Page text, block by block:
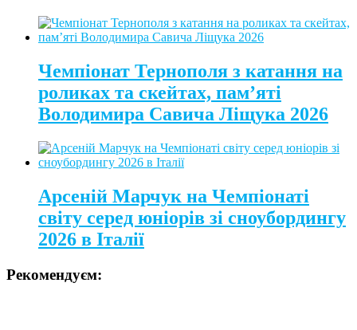
Чемпіонат Тернополя з катання на
роликах та скейтах, пам’яті
Володимира Савича Ліщука 2026
Арсеній Марчук на Чемпіонаті
світу серед юніорів зі сноубордингу
2026 в Італії
Рекомендуєм: